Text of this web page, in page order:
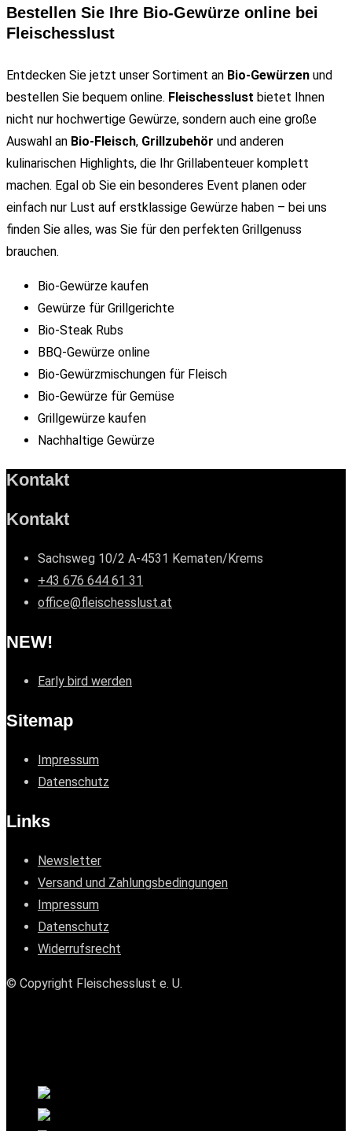
Bestellen Sie Ihre Bio-Gewürze online bei
Fleischesslust
Entdecken Sie jetzt unser Sortiment an Bio-Gewürzen und
bestellen Sie bequem online. Fleischesslust bietet Ihnen
nicht nur hochwertige Gewürze, sondern auch eine große
Auswahl an Bio-Fleisch, Grillzubehör und anderen
kulinarischen Highlights, die Ihr Grillabenteuer komplett
machen. Egal ob Sie ein besonderes Event planen oder
einfach nur Lust auf erstklassige Gewürze haben – bei uns
finden Sie alles, was Sie für den perfekten Grillgenuss
brauchen.
Bio-Gewürze kaufen
Gewürze für Grillgerichte
Bio-Steak Rubs
BBQ-Gewürze online
Bio-Gewürzmischungen für Fleisch
Bio-Gewürze für Gemüse
Grillgewürze kaufen
Nachhaltige Gewürze
Kontakt
Kontakt
Sachsweg 10/2 A-4531 Kematen/Krems
+43 676 644 61 31
office@fleischesslust.at
NEW!
Early bird werden
Sitemap
Impressum
Datenschutz
Links
Newsletter
Versand und Zahlungsbedingungen
Impressum
Datenschutz
Widerrufsrecht
© Copyright Fleischesslust e. U.